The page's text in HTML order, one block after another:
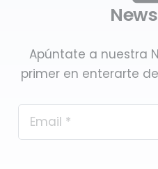
Apúntate a nuestra
primer en enterarte